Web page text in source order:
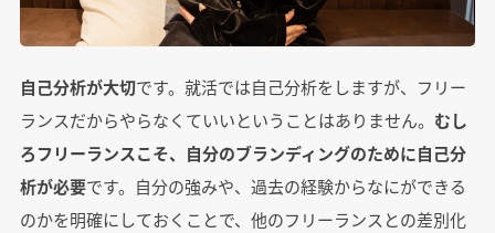
自己分析が大切です。就活では自己分析をしますが、フリー
ランスだからやらなくていいということはありません。 むし
ろフリーランスこそ、自分のブランディングのために自己分
析が必要です。自分の強みや、過去の経験からなにができる
のかを明確にしておくことで、他のフリーランスとの差別化